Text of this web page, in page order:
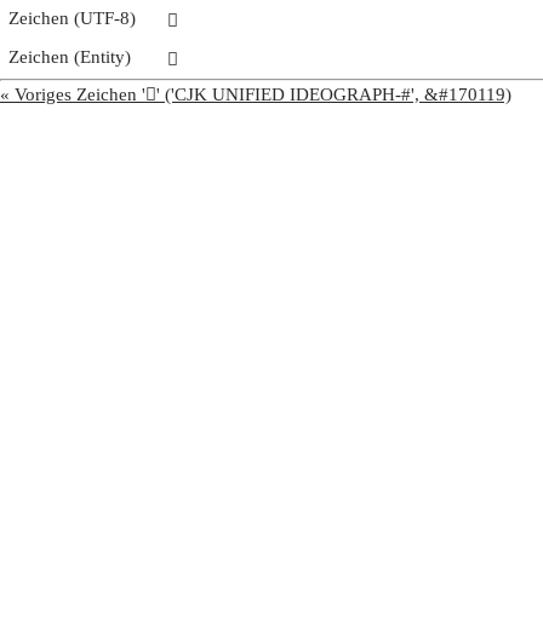
Zeichen (UTF-8)
𩢈
Zeichen (Entity)
𩢈
« Voriges Zeichen '𩢇' ('CJK UNIFIED IDEOGRAPH-#', &#170119)